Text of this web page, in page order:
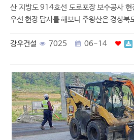
산 지방도 914호선 도로포장 보수공사
우선 현장 답사를 해보니 주왕산은 경상북
강우건설 7025 06-14